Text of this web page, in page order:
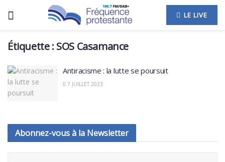
LE LIVE
Étiquette : SOS Casamance
Antiracisme : la lutte se poursuit
7 JUILLET 2023
Abonnez-vous à la Newsletter